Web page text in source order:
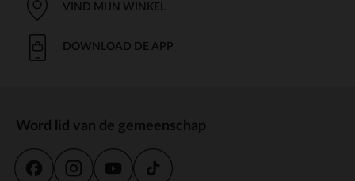
VIND MIJN WINKEL
DOWNLOAD DE APP
Word lid van de gemeenschap